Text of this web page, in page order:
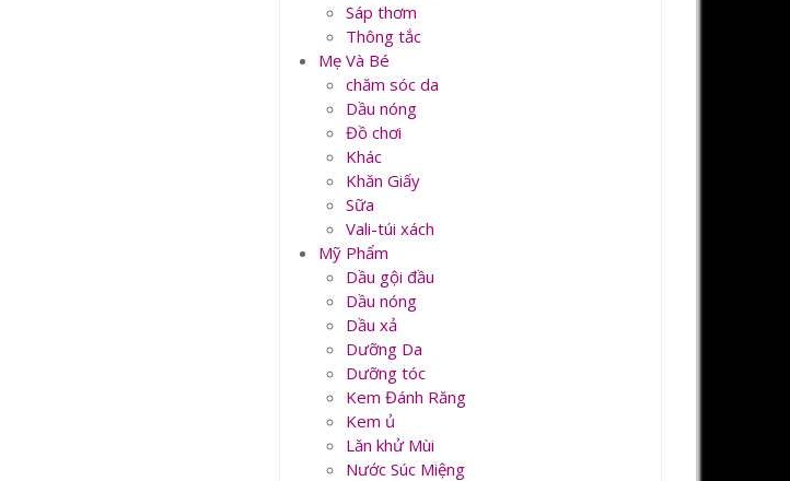
Sáp thơm
Thông tắc
Mẹ Và Bé
chăm sóc da
Dầu nóng
Đồ chơi
Khác
Khăn Giấy
Sữa
Vali-túi xách
Mỹ Phẩm
Dầu gội đầu
Dầu nóng
Dầu xả
Dưỡng Da
Dưỡng tóc
Kem Đánh Răng
Kem ủ
Lăn khử Mùi
Nước Súc Miệng